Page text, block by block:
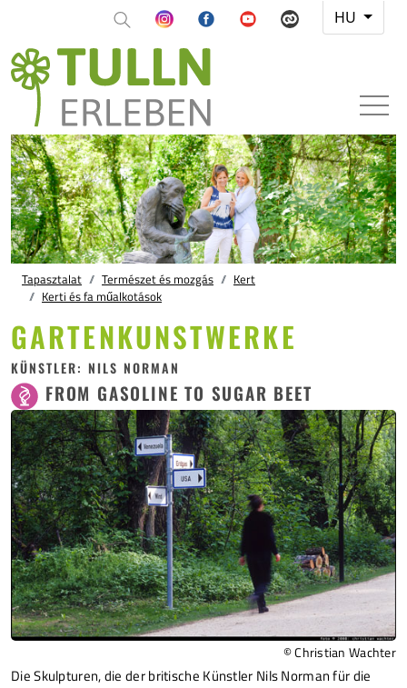
HU
Tapasztalat Természet és mozgás
Kert
Kerti és fa műalkotások
GARTENKUNSTWERKE
KÜNSTLER: NILS NORMAN
FROM GASOLINE TO SUGAR BEET
© Christian Wachter
Die Skulpturen, die der britische Künstler Nils Norman für die